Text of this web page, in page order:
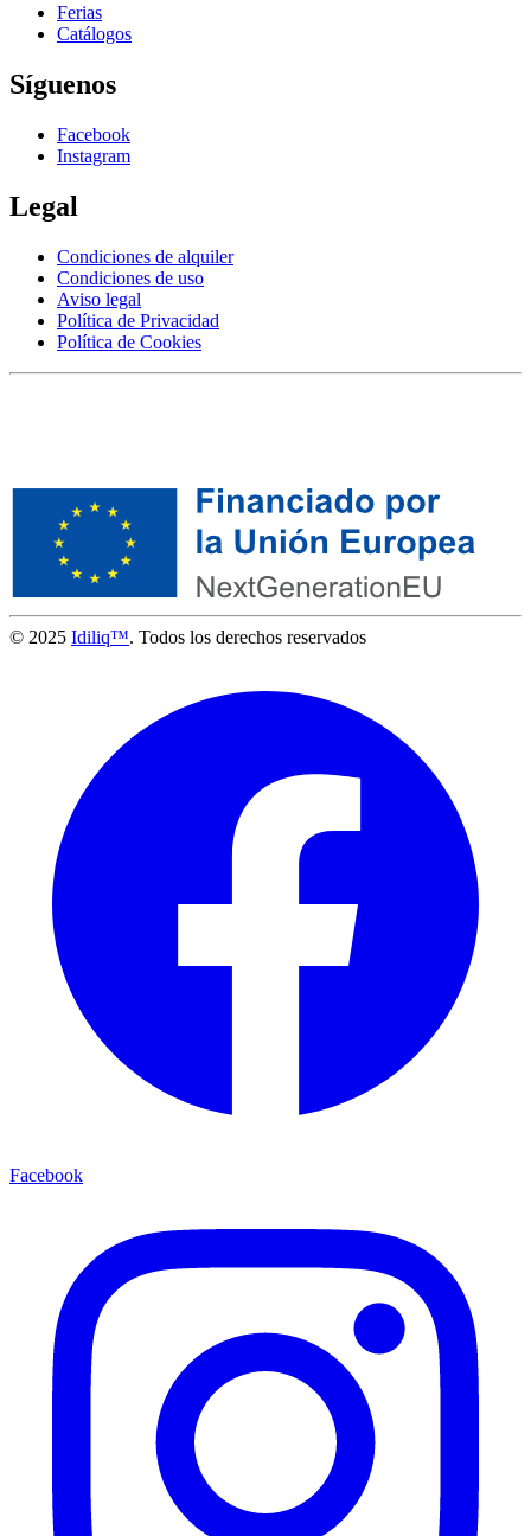
Ferias
Catálogos
Síguenos
Facebook
Instagram
Legal
Condiciones de alquiler
Condiciones de uso
Aviso legal
Política de Privacidad
Política de Cookies
© 2025 Idiliq™. Todos los derechos reservados
Facebook